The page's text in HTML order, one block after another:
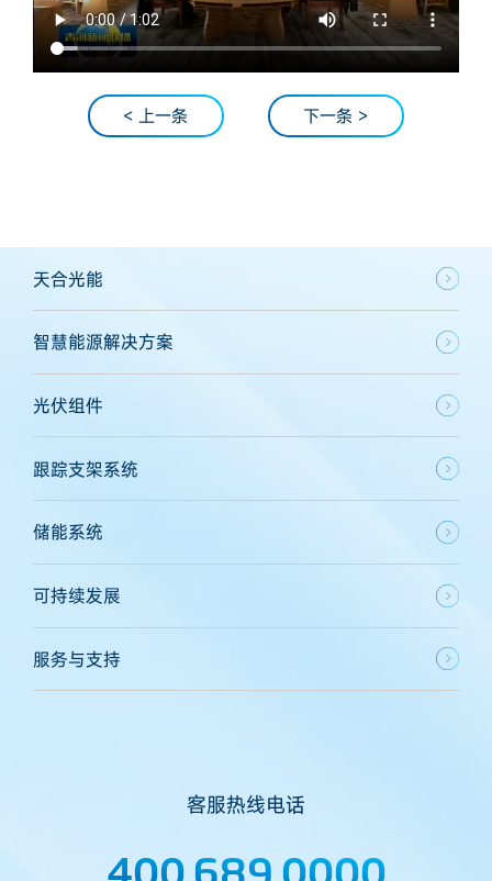
< 上一条 下一条 >
天合光能
智慧能源解决方案
光伏组件
跟踪支架系统
储能系统
可持续发展
服务与支持
客服热线电话